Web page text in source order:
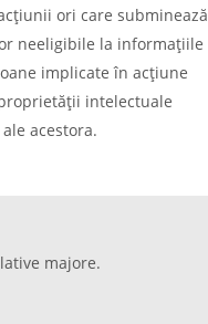
ori care subminează
neeligibile la informaţiile
implicate în acţiune
intelectuale
acestora.
majore.